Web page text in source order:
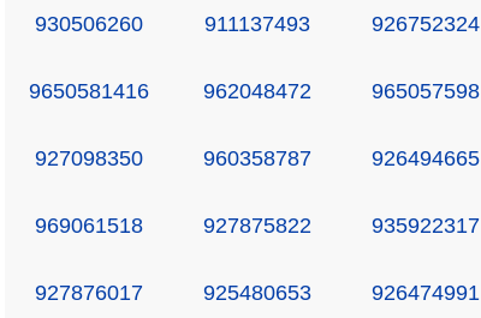
930506260 911137493 926752324
9650581416 962048472 965057598
927098350 960358787 926494665
969061518 927875822 935922317
927876017 925480653 926474991